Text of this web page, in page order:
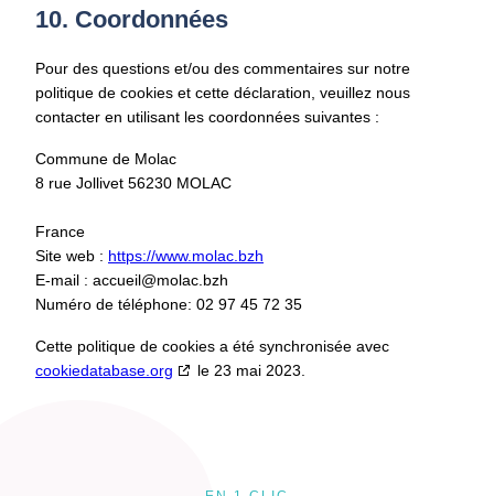
10. Coordonnées
Pour des questions et/ou des commentaires sur notre
politique de cookies et cette déclaration, veuillez nous
contacter en utilisant les coordonnées suivantes :
Commune de Molac
8 rue Jollivet 56230 MOLAC
France
Site web : https://www.molac.bzh
E-mail : accueil@molac.bzh
Numéro de téléphone: 02 97 45 72 35
Cette politique de cookies a été synchronisée avec
cookiedatabase.org
le 23 mai 2023.